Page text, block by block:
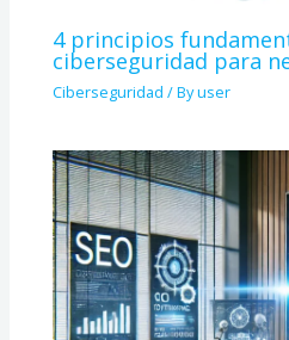
4 principios
ciberseguridad para
Ciberseguridad / Byuser